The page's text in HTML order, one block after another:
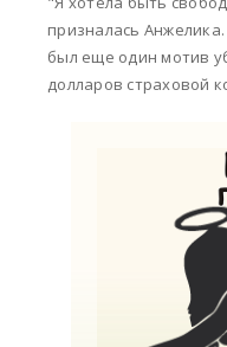
призналась
был еще один мотив
долларов страховой